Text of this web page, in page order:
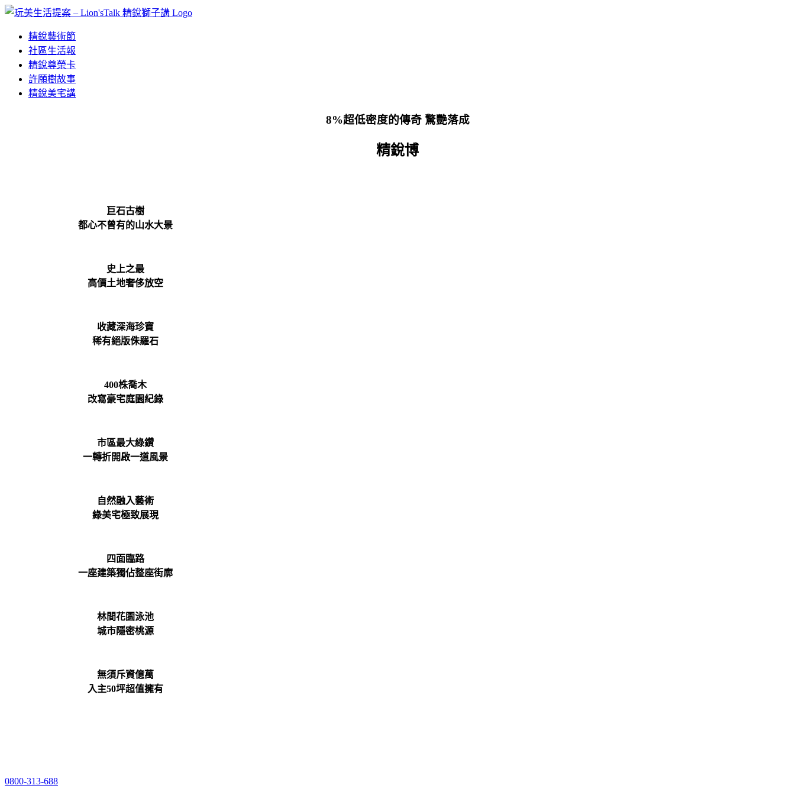
Skip
content
精銳藝術節
社區生活報
精銳尊榮卡
許願樹故事
精銳美宅講
8%超低密度的傳奇 驚艷落成
精銳博
巨石古樹
都心不曾有的山水大景
史上之最
高價土地奢侈放空
收藏深海珍寶
稀有絕版侏羅石
400株喬木
改寫豪宅庭園紀錄
市區最大綠鑽
一轉折開啟一道風景
自然融入藝術
綠美宅極致展現
四面臨路
一座建築獨佔整座街廓
林間花園泳池
城市隱密桃源
無須斥資億萬
入主50坪超值擁有
0800-313-688